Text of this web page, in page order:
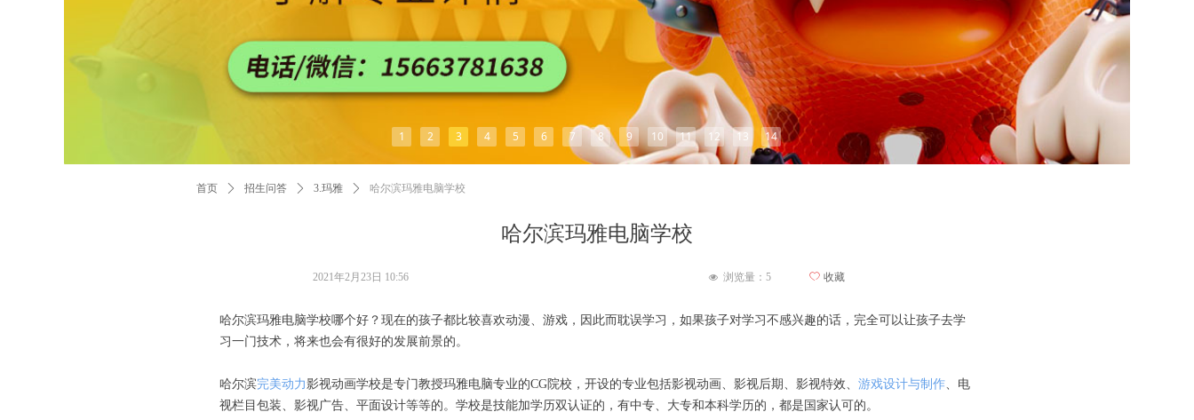
1 2 3 4 5 6 7 8 9 10 11 12 13 14
哈尔滨玛雅电脑学校
哈尔滨玛雅电脑学校哪个好？现在的孩子都比较喜欢动漫、游戏，因此而耽误学习，如果孩子对学习不感兴趣的话，完全可以让孩子去学
习一门技术，将来也会有很好的发展前景的。
哈尔滨完美动力影视动画学校是专门教授玛雅电脑专业的CG院校，开设的专业包括影视动画、影视后期、影视特效、 游戏设计与制作、电
视栏目包装、影视广告、平面设计等等的。学校是技能加学历双认证的，有中专、大专和本科学历的，都是国家认可的。
2021年2月23日 10:56 ꄀ 收藏
首页 ꄲ 招生问答 ꄲ 3.玛雅 ꄲ 哈尔滨玛雅电脑学校
넶 浏览量： 5